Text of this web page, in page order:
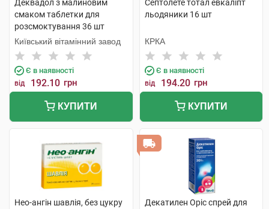
Деквадол з малиновим
смаком таблетки для
розсмоктування 36 шт
Київський вітамінний завод
Є в наявності
від 192.10 грн
КУПИТИ
Септолете тотал евкаліпт
льодяники 16 шт
КРКА
Є в наявності
від 194.20 грн
КУПИТИ
Нео-ангін шавлія, без цукру
Декатилен Оріс спрей для